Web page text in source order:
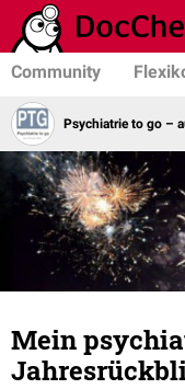
Community
Psychiatrie to go –
Mein